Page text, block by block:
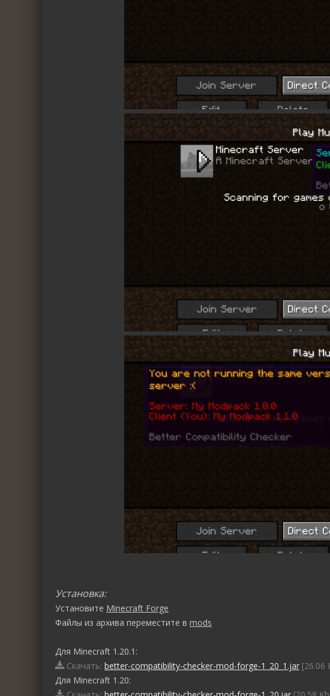
Установка:
Установите Minecraft Forge
Файлы из архива переместите в mods
Для Minecraft 1.20.1:
Скачать: better-compatibility-checker-mod-forge-1_20_1.jar [26.06
Для Minecraft 1.20: